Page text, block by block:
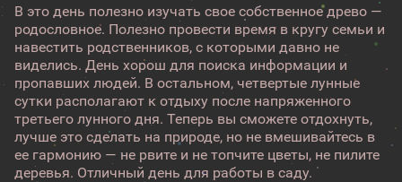
В это день полезно изучать свое собственное древо —
родословное. Полезно провести время в кругу семьи и
навестить родственников, с которыми давно не
виделись. День хорош для поиска информации и
пропавших людей. В остальном, четвертые лунные
сутки располагают к отдыху после напряженного
третьего лунного дня. Теперь вы сможете отдохнуть,
лучше это сделать на природе, но не вмешивайтесь в
ее гармонию — не рвите и не топчите цветы, не пилите
деревья. Отличный день для работы в саду.